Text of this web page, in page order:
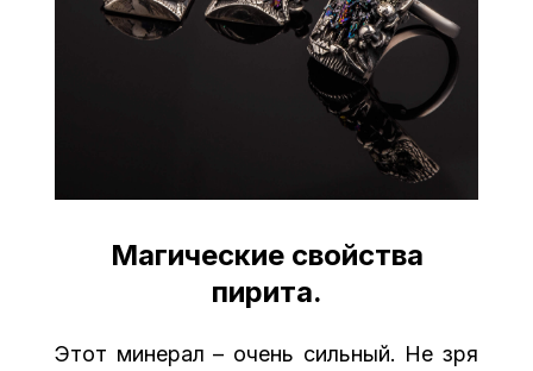
Магические свойства
пирита.
Этот минерал – очень сильный. Не зря